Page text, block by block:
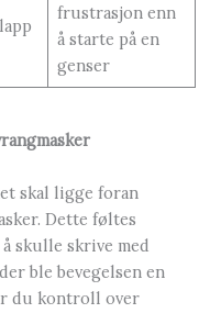
frustrasjon enn
å starte på en
genser
skal ligge foran
Dette føltes
skulle skrive med
ble bevegelsen en
du kontroll over